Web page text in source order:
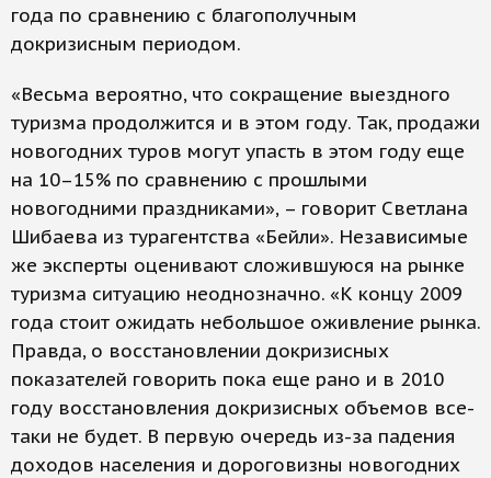
года по сравнению с благополучным
докризисным периодом.
«Весьма вероятно, что сокращение выездного
туризма продолжится и в этом году. Так, продажи
новогодних туров могут упасть в этом году еще
на 10–15% по сравнению с прошлыми
новогодними праздниками», – говорит Светлана
Шибаева из турагентства «Бейли». Независимые
же эксперты оценивают сложившуюся на рынке
туризма ситуацию неоднозначно. «К концу 2009
года стоит ожидать небольшое оживление рынка.
Правда, о восстановлении докризисных
показателей говорить пока еще рано и в 2010
году восстановления докризисных объемов все-
таки не будет. В первую очередь из-за падения
доходов населения и дороговизны новогодних